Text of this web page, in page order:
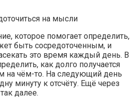
которое помогает определить,
быть сосредоточенным, и
это время каждый день. В
как долго получается
на чём-то. На следующий день
минуту к отсчёту. Ещё через
далее.